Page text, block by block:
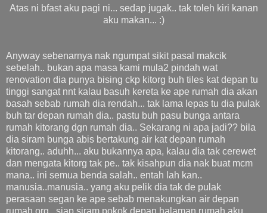
Atas ni bfast aku pagi ni... sedap jugak.. tak toleh kiri kanan
aku makan... :)
Anyway sebenarnya nak ngumpat sikit pasal makcik
sebelah.. bukan apa masa kami mula2 pindah wat
renovation dia punya bising ckp kitorg buh tiles kat depan tu
tinggi sangat nnt kalau basuh kereta ke ape rumah dia akan
basah sebab rumah dia rendah... tak lama lepas tu dia pulak
buh tar depan rumah dia.. pastu buh pasu bunga antara
rumah kitorang dgn rumah dia.. Sekarang ni apa jadi?? bila
dia siram bunga abis bertakung air kat depan rumah
kitorang.. aduhh... aku bukannya apa, kalau dia tak cerewet
dan mengata kitorg tak pe.. tak kisahpun dia nak buat mcm
mana.. ini semua benda salah.. entah lah kan..
manusia..manusia.. yang aku pelik dia tak de pulak
perasaan segan ke ape sebab menakungkan air depan
rumah org.. siap siram pokok depan halaman rumah aku...